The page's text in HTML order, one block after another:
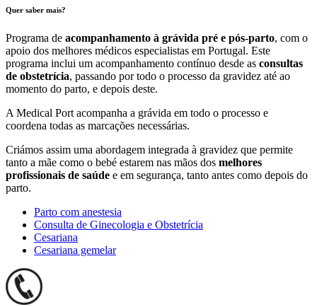
Quer saber mais?
Programa de acompanhamento à grávida pré e pós-parto, com o
apoio dos melhores médicos especialistas em Portugal. Este
programa inclui um acompanhamento contínuo desde as consultas
de obstetrícia, passando por todo o processo da gravidez até ao
momento do parto, e depois deste.
A Medical Port acompanha a grávida em todo o processo e
coordena todas as marcações necessárias.
Criámos assim uma abordagem integrada à gravidez que permite
tanto a mãe como o bebé estarem nas mãos dos melhores
profissionais de saúde e em segurança, tanto antes como depois do
parto.
Parto com anestesia
Consulta de Ginecologia e Obstetrícia
Cesariana
Cesariana gemelar